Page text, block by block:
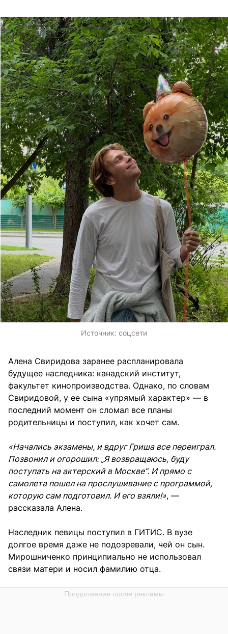
Источник: соцсети
Алена Свиридова заранее распланировала
будущее наследника: канадский институт,
факультет кинопроизводства. Однако, по словам
Свиридовой, у ее сына «упрямый характер» — в
последний момент он сломал все планы
родительницы и поступил, как хочет сам.
«Начались экзамены, и вдруг Гриша все переиграл.
Позвонил и огорошил: „Я возвращаюсь, буду
поступать на актерский в Москве“. И прямо с
самолета пошел на прослушивание с программой,
которую сам подготовил. И его взяли!», —
рассказала Алена.
Наследник певицы поступил в ГИТИС. В вузе
долгое время даже не подозревали, чей он сын.
Мирошниченко принципиально не использовал
связи матери и носил фамилию отца.